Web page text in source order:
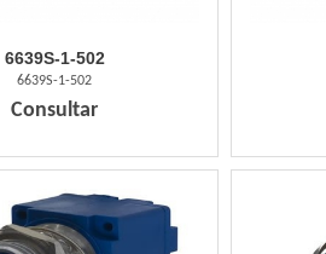
6639S-1-502
6639S-1-502
Consultar